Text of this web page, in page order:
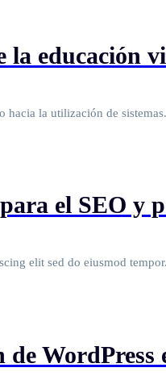
la educación
hacia la utilización de
el SEO y
elit sed do eiusmod
de